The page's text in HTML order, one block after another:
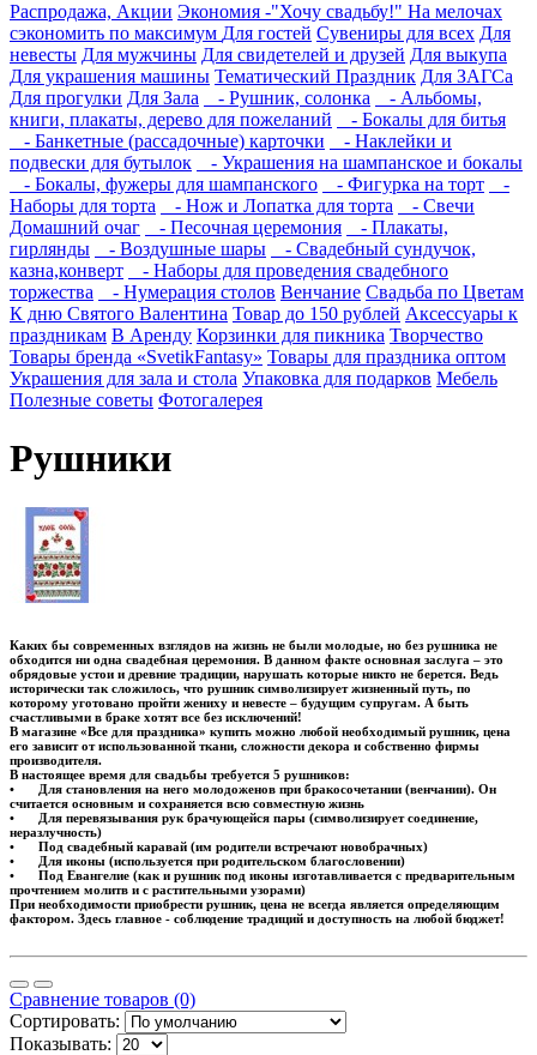
Распродажа, Акции Экономия -"Хочу свадьбу!" На мелочах
сэкономить по максимум Для гостей Сувениры для всех Для
невесты Для мужчины Для свидетелей и друзей Для выкупа
Для украшения машины Тематический Праздник Для ЗАГСа
Для прогулки Для Зала - Рушник, солонка
- Альбомы,
книги, плакаты, дерево для пожеланий
- Бокалы для битья
- Банкетные (рассадочные) карточки
- Наклейки и
подвески для бутылок
- Украшения на шампанское и бокалы
- Бокалы, фужеры для шампанского
- Фигурка на торт
-
Наборы для торта
- Нож и Лопатка для торта
- Свечи
Домашний очаг
- Песочная церемония
- Плакаты,
гирлянды
- Воздушные шары
- Свадебный сундучок,
казна,конверт
- Наборы для проведения свадебного
торжества
- Нумерация столов Венчание Свадьба по Цветам
К дню Святого Валентина Товар до 150 рублей Аксессуары к
праздникам В Аренду Корзинки для пикника Творчество
Товары бренда «SvetikFantasy» Товары для праздника оптом
Украшения для зала и стола Упаковка для подарков Мебель
Полезные советы Фотогалерея
Рушники
Каких бы современных взглядов на жизнь не были молодые, но без рушника не
обходится ни одна свадебная церемония. В данном факте основная заслуга – это
обрядовые устои и древние традиции, нарушать которые никто не берется. Ведь
исторически так сложилось, что рушник символизирует жизненный путь, по
которому уготовано пройти жениху и невесте – будущим супругам. А быть
счастливыми в браке хотят все без исключений!
В магазине «Все для праздника» купить можно любой необходимый рушник, цена
его зависит от использованной ткани, сложности декора и собственно фирмы
производителя.
В настоящее время для свадьбы требуется 5 рушников:
•
Для становления на него молодоженов при бракосочетании (венчании). Он
считается основным и сохраняется всю совместную жизнь
•
Для перевязывания рук брачующейся пары (символизирует соединение,
неразлучность)
•
Под свадебный каравай (им родители встречают новобрачных)
•
Для иконы (используется при родительском благословении)
•
Под Евангелие (как и рушник под иконы изготавливается с предварительным
прочтением молитв и с растительными узорами)
При необходимости приобрести рушник, цена не всегда является определяющим
фактором. Здесь главное - соблюдение традиций и доступность на любой бюджет!
Сравнение товаров (0)
Сортировать:
Показывать: